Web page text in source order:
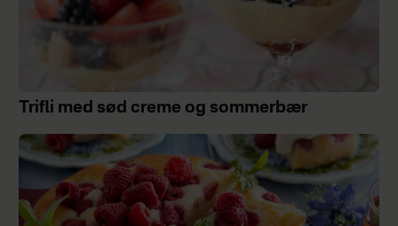
Trifli med sød creme og sommerbær